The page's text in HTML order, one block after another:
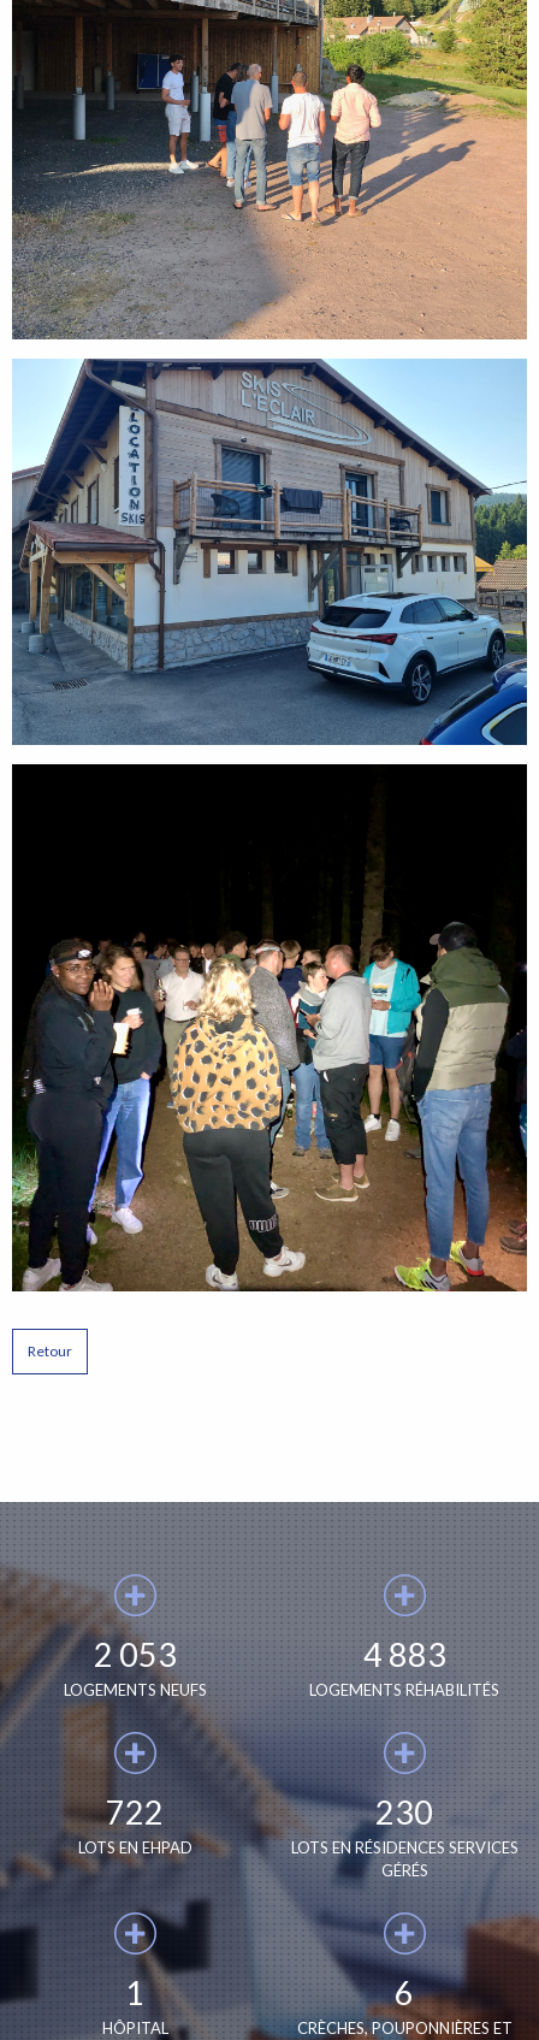
Retour
2 053
LOGEMENTS NEUFS
4 883
LOGEMENTS RÉHABILITÉS
722
LOTS EN EHPAD
230
LOTS EN RÉSIDENCES SERVICES
GÉRÉS
1
HÔPITAL
6
CRÈCHES, POUPONNIÈRES ET